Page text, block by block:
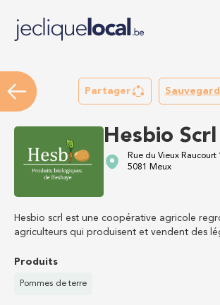
Partager
Hesbio Scrl
Rue du Vieux Raucourt
5081 Meux
Hesbio scrl est une coopérative agricole
agriculteurs qui produisent et vendent des
Produits
Pommes de terre